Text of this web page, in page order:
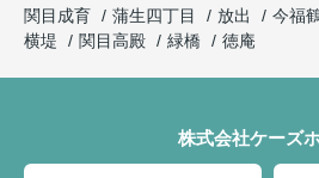
関目成育
蒲生四丁目 放出 今福
横堤
関目高殿 緑橋 徳庵
株式会社ケーズ